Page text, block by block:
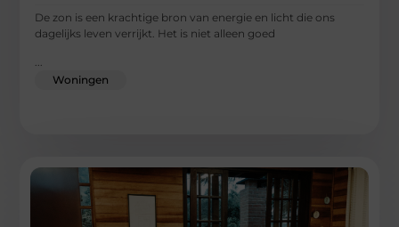
De zon is een krachtige bron van energie en licht die ons
dagelijks leven verrijkt. Het is niet alleen goed
...
Woningen